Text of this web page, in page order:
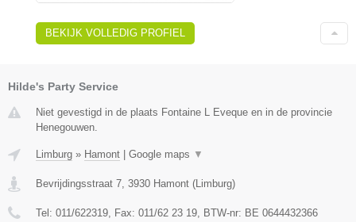
BEKIJK VOLLEDIG PROFIEL
Hilde's Party Service
Niet gevestigd in de plaats Fontaine L Eveque en in de provincie
Henegouwen.
Limburg » Hamont Google maps ▼
Bevrijdingsstraat 7 3930 Hamont ( Limburg)
Tel: 011/622319 , Fax: 011/62 23 19 , BTW-nr: BE 0644432366